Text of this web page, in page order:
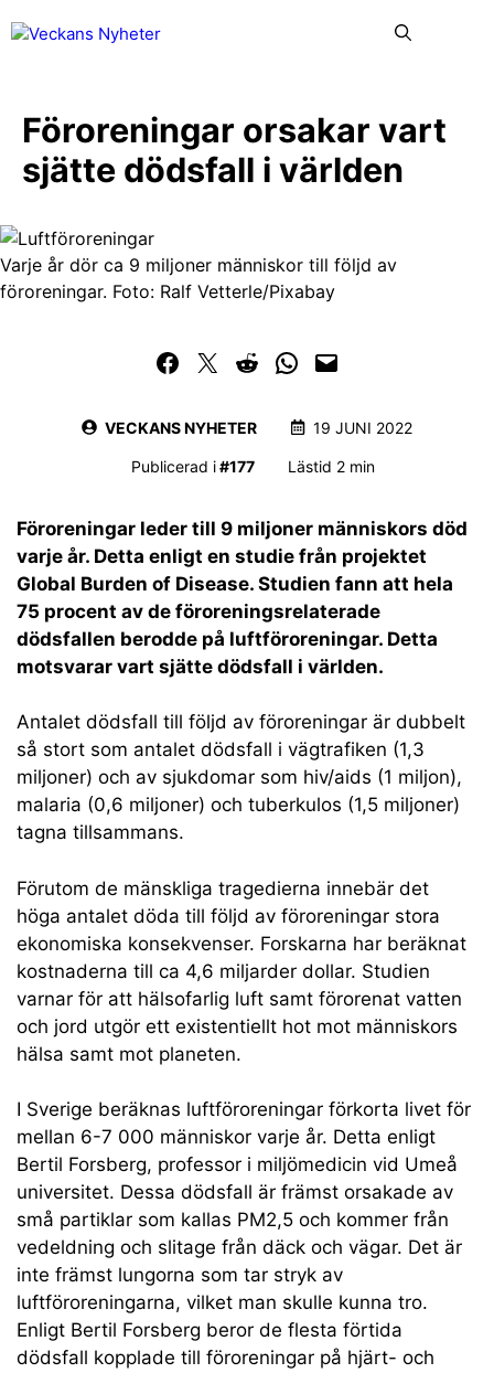
till
Föroreningar orsakar vart
sjätte dödsfall i världen
Varje år dör ca 9 miljoner människor till följd av
föroreningar. Foto: Ralf Vetterle/Pixabay
Dela på Facebook
Dela på Twitter
Dela på RedditDela i WhatsApp
Maila en länk
VECKANS NYHETER 19 JUNI 2022
Publicerad i #177 Lästid 2 min
Föroreningar leder till 9 miljoner människors död
varje år. Detta enligt en studie från projektet
Global Burden of Disease. Studien fann att hela
75 procent av de föroreningsrelaterade
dödsfallen berodde på luftföroreningar. Detta
motsvarar vart sjätte dödsfall i världen.
Antalet dödsfall till följd av föroreningar är dubbelt
så stort som antalet dödsfall i vägtrafiken (1,3
miljoner) och av sjukdomar som hiv/aids (1 miljon),
malaria (0,6 miljoner) och tuberkulos (1,5 miljoner)
tagna tillsammans.
Förutom de mänskliga tragedierna innebär det
höga antalet döda till följd av föroreningar stora
ekonomiska konsekvenser. Forskarna har beräknat
kostnaderna till ca 4,6 miljarder dollar. Studien
varnar för att hälsofarlig luft samt förorenat vatten
och jord utgör ett existentiellt hot mot människors
hälsa samt mot planeten.
I Sverige beräknas luftföroreningar förkorta livet för
mellan 6-7 000 människor varje år. Detta enligt
Bertil Forsberg, professor i miljömedicin vid Umeå
universitet. Dessa dödsfall är främst orsakade av
små partiklar som kallas PM2,5 och kommer från
vedeldning och slitage från däck och vägar. Det är
inte främst lungorna som tar stryk av
luftföroreningarna, vilket man skulle kunna tro.
Enligt Bertil Forsberg beror de flesta förtida
dödsfall kopplade till föroreningar på hjärt- och